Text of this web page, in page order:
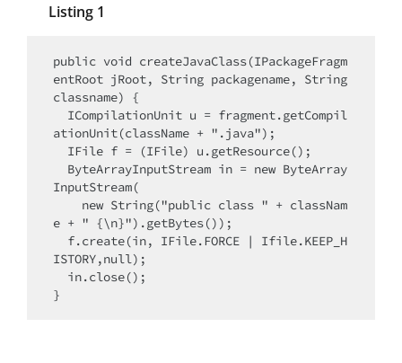
Listing 1
public void createJavaClass(IPackageFragm
entRoot jRoot, String packagename, String
classname) {
ationUnit(className + ".java");
InputStream(
e + " {\n}").getBytes());
ISTORY,null);
}